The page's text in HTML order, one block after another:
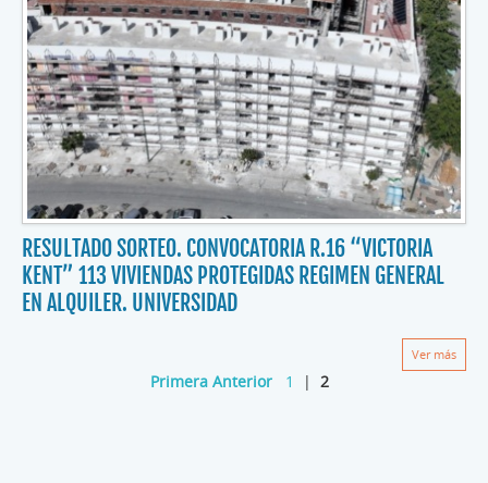
RESULTADO SORTEO. CONVOCATORIA R.16 “VICTORIA
KENT” 113 VIVIENDAS PROTEGIDAS REGIMEN GENERAL
EN ALQUILER. UNIVERSIDAD
Ver más
Primera Anterior 1 | 2